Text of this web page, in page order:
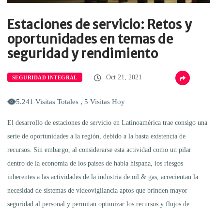
Estaciones de servicio: Retos y
oportunidades en temas de
seguridad y rendimiento
SEGURIDAD INTEGRAL Oct 21, 2021
5.241 Visitas Totales , 5 Visitas Hoy
El desarrollo de estaciones de servicio en Latinoamérica trae consigo una
serie de oportunidades a la región, debido a la basta existencia de
recursos. Sin embargo, al considerarse esta actividad como un pilar
dentro de la economía de los países de habla hispana, los riesgos
inherentes a las actividades de la industria de oil & gas, acrecientan la
necesidad de sistemas de videovigilancia aptos que brinden mayor
seguridad al personal y permitan optimizar los recursos y flujos de